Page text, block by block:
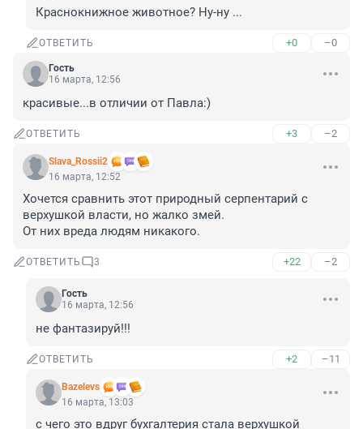
Краснокнижное животное? Ну-ну ...
ОТВЕТИТЬ +0 –0
Гость
16 марта, 12:56
красивые...в отличии от Павла:)
ОТВЕТИТЬ +3 –2
Slava_Rossii2
16 марта, 12:52
Хочется сравнить этот природный серпентарий с
верхушкой власти, но жалко змей.
От них вреда людям никакого.
ОТВЕТИТЬ 3 +22 –2
Гость
16 марта, 12:56
не фантазируй!!!
ОТВЕТИТЬ +2 –11
Bazelevs
16 марта, 13:03
с чего это вдруг бухгалтерия стала верхушкой